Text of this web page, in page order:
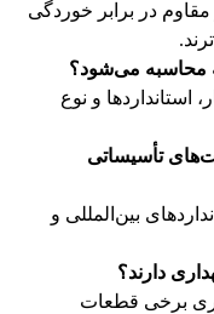
در برابر خوردگی
محاسبه می‌شود؟
و نوع
تأسیساتی
بین‌المللی و
دارند؟
برخی قطعات